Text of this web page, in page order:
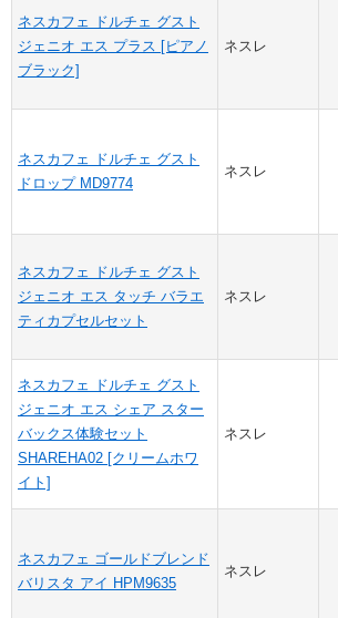
ネスカフェ ドルチェ グスト
ジェニオ エス プラス [ピアノ
ブラック]
ネスレ
ネスカフェ ドルチェ グスト
ドロップ MD9774
ネスレ
ネスカフェ ドルチェ グスト
ジェニオ エス タッチ バラエ
ティカプセルセット
ネスレ
ネスカフェ ドルチェ グスト
ジェニオ エス シェア スター
バックス体験セット
SHAREHA02 [クリームホワ
イト]
ネスレ
ネスカフェ ゴールドブレンド
バリスタ アイ HPM9635
ネスレ